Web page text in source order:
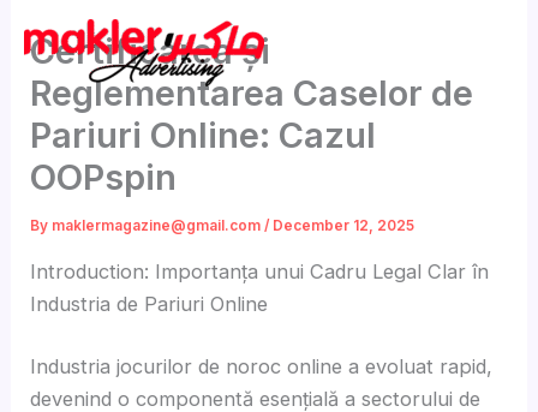
content
Certificarea și
Reglementarea Caselor de
Pariuri Online: Cazul
OOPspin
By maklermagazine@gmail.com/ December 12, 2025
Introduction: Importanța unui Cadru Legal Clar în
Industria de Pariuri Online
Industria jocurilor de noroc online a evoluat rapid,
devenind o componentă esențială a sectorului de